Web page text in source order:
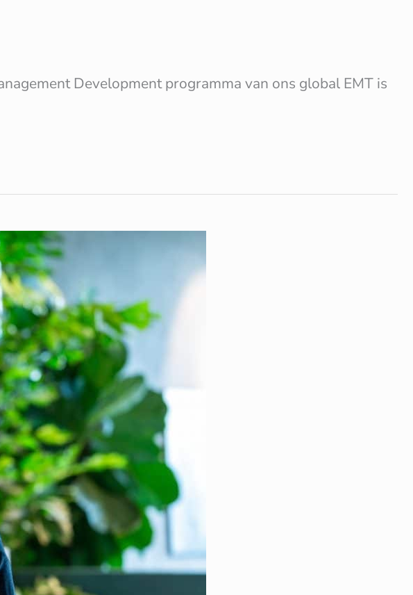
Development programma van ons global EMT is